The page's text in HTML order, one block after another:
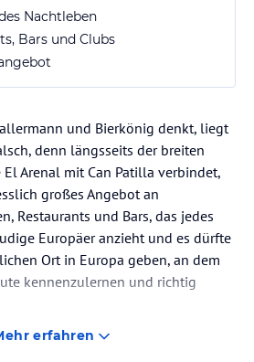
Nachtleben
Bars und Clubs
und Bierkönig denkt, liegt
denn längsseits der breiten
Arenal mit Can Patilla verbindet,
großes Angebot an
Restaurants und Bars, das jedes
Europäer anzieht und es dürfte
Ort in Europa geben, an dem
kennenzulernen und richtig
mehr zu bieten, als nur die nahe
erfahren